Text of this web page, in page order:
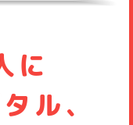
に
ル、